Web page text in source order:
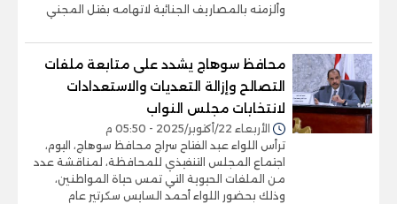
وألزمته بالمصاريف الجنائية لاتهامه بقتل المجني
محافظ سوهاج يشدد على متابعة ملفات
التصالح وإزالة التعديات والاستعدادات
لانتخابات مجلس النواب
الأربعاء 22/أكتوبر/2025 - 05:50 م
ترأس اللواء عبد الفتاح سراج محافظ سوهاج، اليوم،
اجتماع المجلس التنفيذي للمحافظة، لمناقشة عدد
من الملفات الحيوية التي تمس حياة المواطنين،
وذلك بحضور اللواء أحمد السايس سكرتير عام